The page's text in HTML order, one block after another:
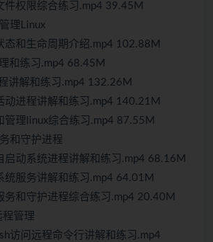
件权限综合练习.mp4 39.45M
理Linux
态和生命周期介绍.mp4 102.88M
和练习.mp4 68.45M
讲解和练习.mp4 132.26M
动进程讲解和练习.mp4 140.21M
管理linux综合练习.mp4 87.55M
和守护进程
启动系统进程讲解和练习.mp4 68.16M
统服务讲解和练习.mp4 64.01M
务和守护进程综合练习.mp4 20.40M
管理
访问远程命令行讲解和练习.mp4